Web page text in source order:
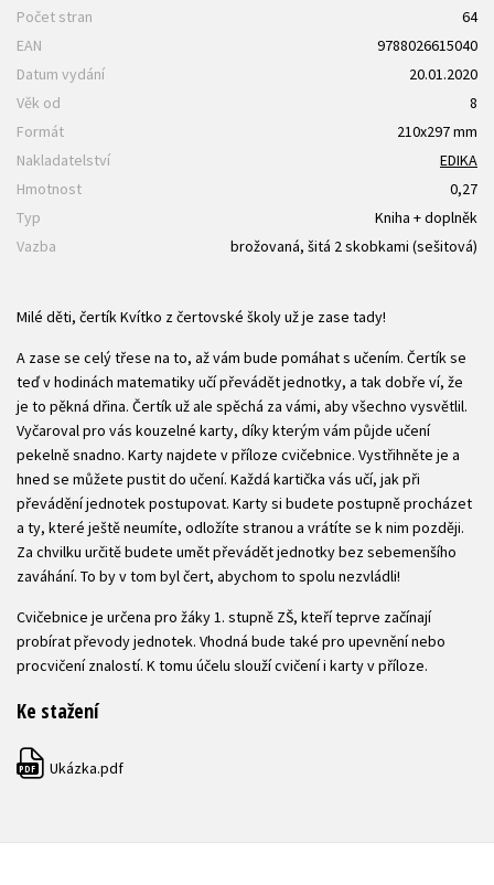
Počet stran
64
EAN
9788026615040
Datum vydání
20.01.2020
Věk od
8
Formát
210x297 mm
Nakladatelství
EDIKA
Hmotnost
0,27
Typ
Kniha + doplněk
Vazba
brožovaná, šitá 2 skobkami (sešitová)
Milé děti, čertík Kvítko z čertovské školy už je zase tady!
A zase se celý třese na to, až vám bude pomáhat s učením. Čertík se
teď v hodinách matematiky učí převádět jednotky, a tak dobře ví, že
je to pěkná dřina. Čertík už ale spěchá za vámi, aby všechno vysvětlil.
Vyčaroval pro vás kouzelné karty, díky kterým vám půjde učení
pekelně snadno. Karty najdete v příloze cvičebnice. Vystřihněte je a
hned se můžete pustit do učení. Každá kartička vás učí, jak při
převádění jednotek postupovat. Karty si budete postupně procházet
a ty, které ještě neumíte, odložíte stranou a vrátíte se k nim později.
Za chvilku určitě budete umět převádět jednotky bez sebemenšího
zaváhání. To by v tom byl čert, abychom to spolu nezvládli!
Cvičebnice je určena pro žáky 1. stupně ZŠ, kteří teprve začínají
probírat převody jednotek. Vhodná bude také pro upevnění nebo
procvičení znalostí. K tomu účelu slouží cvičení i karty v příloze.
Ke stažení
PDF Ukázka.pdf